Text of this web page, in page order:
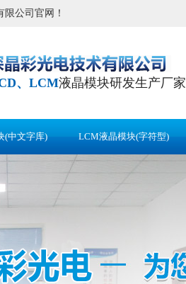
公司官网！
、LCM液晶模块研发生产厂家
(中文字库) LCM液晶模块(字符型)